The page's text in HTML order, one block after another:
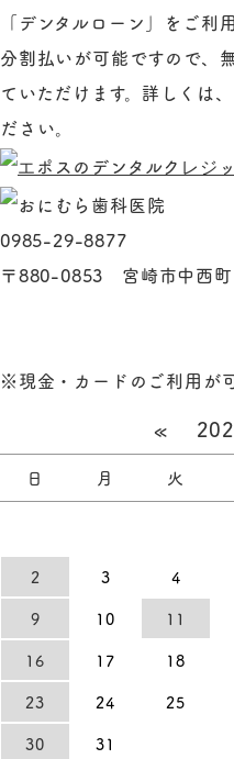
「デンタルローン」をご利
分割払いが可能ですので、
ていただけます。詳しくは
ださい。
0985-29-8877
〒880-0853 宮崎市中西
※現金・カードのご利用が可
«
日 月 火
2
3 4
9
10 11
16
17 18
23
24 25
30
31